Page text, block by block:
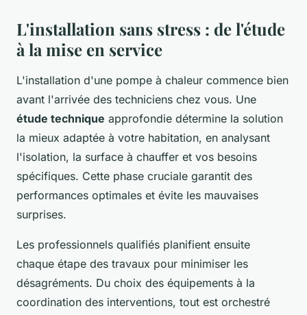
L'installation sans stress : de l'étude
à la mise en service
L'installation d'une pompe à chaleur commence bien
avant l'arrivée des techniciens chez vous. Une
étude technique approfondie détermine la solution
la mieux adaptée à votre habitation, en analysant
l'isolation, la surface à chauffer et vos besoins
spécifiques. Cette phase cruciale garantit des
performances optimales et évite les mauvaises
surprises.
Les professionnels qualifiés planifient ensuite
chaque étape des travaux pour minimiser les
désagréments. Du choix des équipements à la
coordination des interventions, tout est orchestré